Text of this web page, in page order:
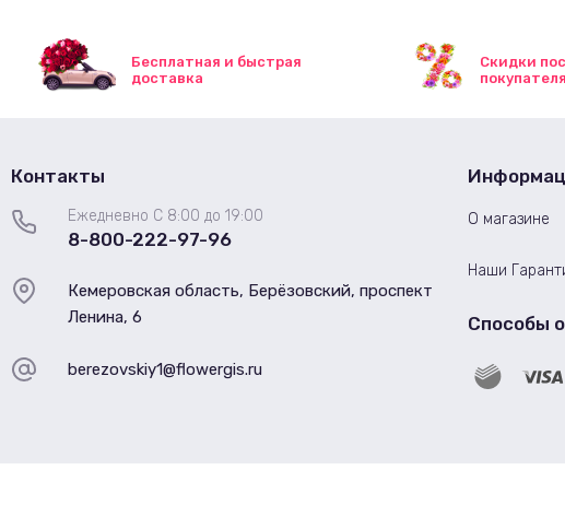
Бесплатная и быстрая
доставка
Скидки
Контакты
Ежедневно С 8:00 до 19:00
8-800-222-97-96
Кемеровская область, Берёзовский, проспект
Ленина, 6
berezovskiy1@flowergis.ru
О магазине
Наши
Способы